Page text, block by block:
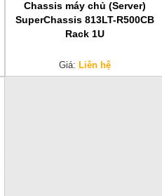
Chassis máy chủ (Server)
SuperChassis 813LT-R500CB
Rack 1U
Giá: Liên hệ